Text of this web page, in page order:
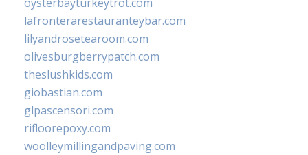
lafronterarestauranteybar.com
lilyandrosetearoom.com
olivesburgberrypatch.com
theslushkids.com
giobastian.com
glpascensori.com
rifloorepoxy.com
woolleymillingandpaving.com